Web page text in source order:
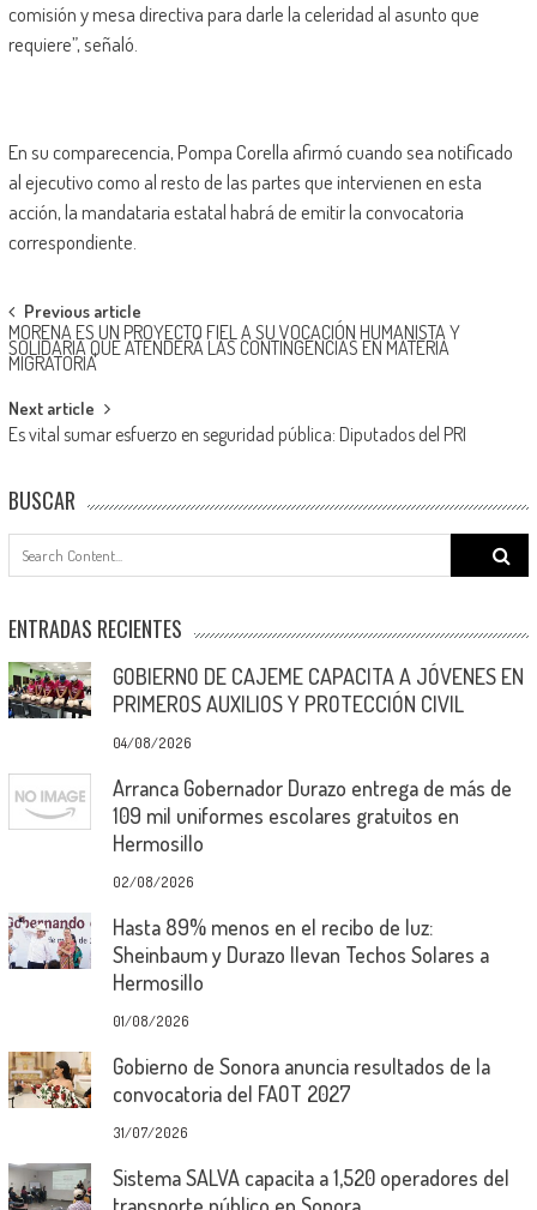
comisión y mesa directiva para darle la celeridad al asunto que
requiere”, señaló.
En su comparecencia, Pompa Corella afirmó cuando sea notificado
al ejecutivo como al resto de las partes que intervienen en esta
acción, la mandataria estatal habrá de emitir la convocatoria
correspondiente.
Post
navigation
Previous article
MORENA ES UN PROYECTO FIEL A SU VOCACIÓN HUMANISTA Y
SOLIDARIA QUE ATENDERÁ LAS CONTINGENCIAS EN MATERIA
MIGRATORIA
Next article
Es vital sumar esfuerzo en seguridad pública: Diputados del PRI
BUSCAR
Search
for:
ENTRADAS RECIENTES
GOBIERNO DE CAJEME CAPACITA A JÓVENES EN
PRIMEROS AUXILIOS Y PROTECCIÓN CIVIL
04/08/2026
Arranca Gobernador Durazo entrega de más de
109 mil uniformes escolares gratuitos en
Hermosillo
02/08/2026
Hasta 89% menos en el recibo de luz:
Sheinbaum y Durazo llevan Techos Solares a
Hermosillo
01/08/2026
Gobierno de Sonora anuncia resultados de la
convocatoria del FAOT 2027
31/07/2026
Sistema SALVA capacita a 1,520 operadores del